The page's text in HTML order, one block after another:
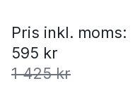
Pris inkl. moms:
595 kr
1 425 kr